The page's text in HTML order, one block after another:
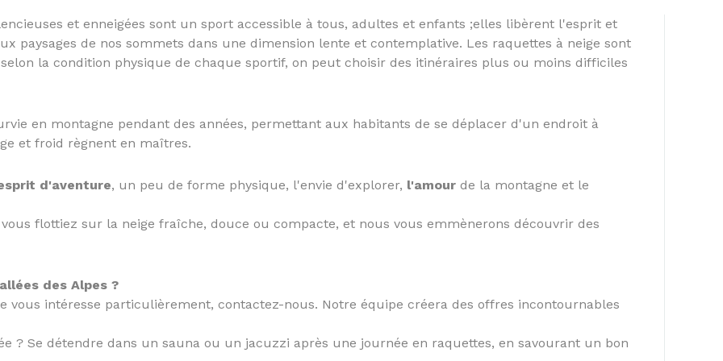
et enneigées sont un sport accessible à tous, adultes et enfants ;elles libèrent l'esprit et
paysages de nos sommets dans une dimension lente et contemplative. Les raquettes à neige sont
la condition physique de chaque sportif, on peut choisir des itinéraires plus ou moins difficiles
en montagne pendant des années, permettant aux habitants de se déplacer d'un endroit à
et froid règnent en maîtres.
d'aventure, un peu de forme physique, l'envie d'explorer, l'amour de la montagne et le
flottiez sur la neige fraîche, douce ou compacte, et nous vous emmènerons découvrir des
des Alpes ?
vous intéresse particulièrement, contactez-nous. Notre équipe créera des offres incontournables
? Se détendre dans un sauna ou un jacuzzi après une journée en raquettes, en savourant un bon